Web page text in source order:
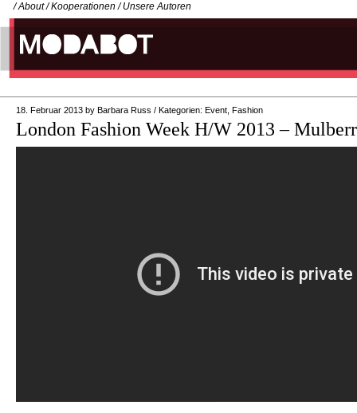
/ About / Kooperationen / Unsere Autoren
18. Februar 2013 by Barbara Russ / Kategorien: Event Fashion
London Fashion Week H/W 2013 –